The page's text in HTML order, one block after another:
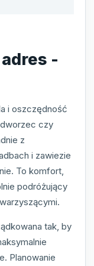
-
i oszczędność
czy
z
i zawiezie
To komfort,
podróżujący
tak, by
Planowanie